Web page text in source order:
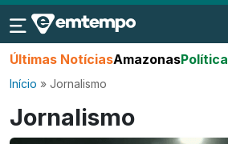
Últimas NotíciasAmazonasPolítica
Início » Jornalismo
Jornalismo